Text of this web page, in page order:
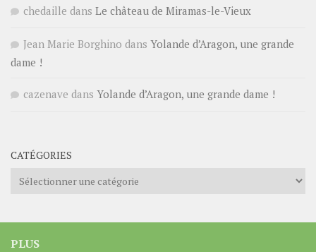
chedaille dans Le château de Miramas-le-Vieux
Jean Marie Borghino dans Yolande d’Aragon, une grande
dame !
cazenave dans Yolande d’Aragon, une grande dame !
CATÉGORIES
Catégories
PLUS